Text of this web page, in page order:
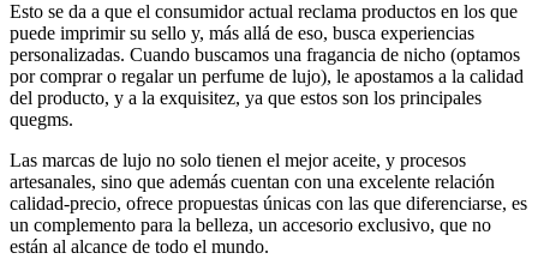
Esto se da a que el consumidor actual reclama productos en los que
puede imprimir su sello y, más allá de eso, busca experiencias
personalizadas. Cuando buscamos una fragancia de nicho (optamos
por comprar o regalar un perfume de lujo), le apostamos a la calidad
del producto, y a la exquisitez, ya que estos son los principales
quegms.
Las marcas de lujo no solo tienen el mejor aceite, y procesos
artesanales, sino que además cuentan con una excelente relación
calidad-precio, ofrece propuestas únicas con las que diferenciarse, es
un complemento para la belleza, un accesorio exclusivo, que no
están al alcance de todo el mundo.